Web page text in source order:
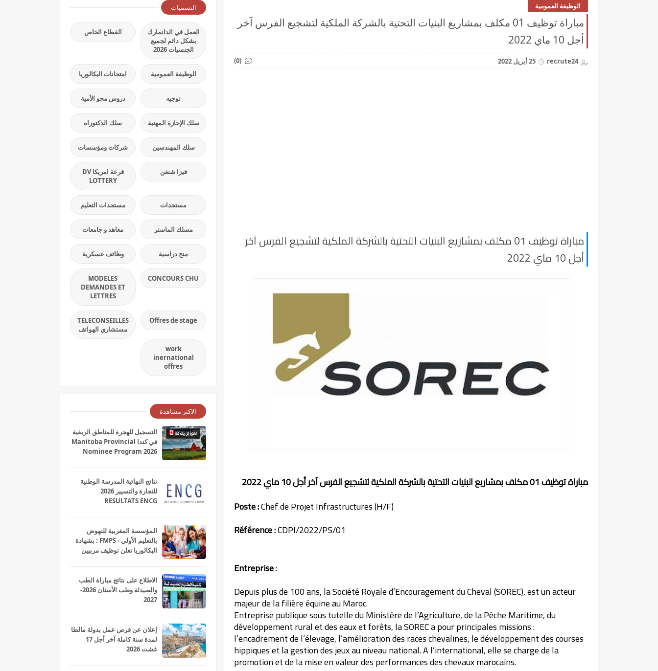
الوظيفة العمومية
مباراة توظيف 01 مكلف بمشاريع البنيات التحتية بالشركة الملكية لتشجيع الفرس آخر
أجل 10 ماي 2022
recrute24 25 أبريل 2022 (0)
مباراة توظيف 01 مكلف بمشاريع البنيات التحتية بالشركة الملكية لتشجيع الفرس آخر
أجل 10 ماي 2022
مباراة توظيف 01 مكلف بمشاريع البنيات التحتية بالشركة الملكية لتشجيع الفرس آخر أجل 10 ماي 2022
Poste :Chef de Projet Infrastructures (H/F)
Référence :CDPI/2022/PS/01
Entreprise:
Depuis plus de 100 ans, la Société Royale d’Encouragement du Cheval (SOREC), est un acteur
majeur de la filière équine au Maroc.
Entreprise publique sous tutelle du Ministère de l’Agriculture, de la Pêche Maritime, du
développement rural et des eaux et forêts, la SOREC a pour principales missions :
l’encadrement de l’élevage, l’amélioration des races chevalines, le développement des courses
hippiques et la gestion des jeux au niveau national. A l’international, elle se charge de la
promotion et de la mise en valeur des performances des chevaux marocains.
التسميات
العمل في الدانمارك
بشكل دائم لجميع
الجنسيات 2026
القطاع الخاص
الوظيفة العمومية امتحانات البكالوريا
توجيه دروس محو الأمية
سلك الإجازة المهنية سلك الدكتوراه
سلك المهندسين شركات ومؤسسات
فيزا شنغن
قرعة امريكا DV
LOTTERY
مستجدات مستجدات التعليم
مسلك الماستر معاهد و جامعات
منح دراسية وظائف عسكرية
CONCOURS CHU
MODELES
DEMANDES ET
LETTRES
Offres de stage
TELECONSEILLES
مستشاري الهواتف
work
inernational
offres
الاكثر مشاهدة
التسجيل للهجرة للمناطق الريفية
في كندا Manitoba Provincial
Nominee Program 2026
نتائج النهائية المدرسة الوطنية
للتجارة والتسيير 2026
RESULTATS ENCG
المؤسسة المغربية للنهوض
بالتعليم الأولي - FMPS : بشهادة
البكالوريا تعلن توظيف مربيين
الاطلاع على نتائج مباراة الطب
والصيدلة وطب الأسنان 2026-
2027
إعلان عن فرص عمل بدولة مالطا
لمدة سنة كاملة آخر أجل 17
غشت 2026